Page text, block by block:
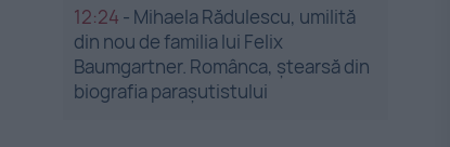
12:24 - Mihaela Rădulescu, umilită
din nou de familia lui Felix
Baumgartner. Românca, ștearsă din
biografia parașutistului